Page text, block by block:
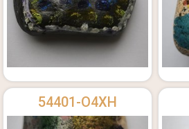
54401-O4XH